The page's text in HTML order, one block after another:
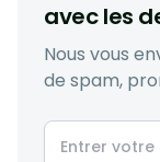
avec les
Nous vous
de spam,